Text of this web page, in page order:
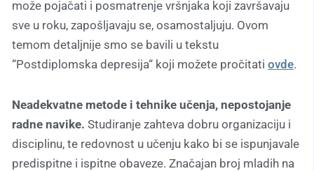
može pojačati i posmatrenje vršnjaka koji završavaju
sve u roku, zapošljavaju se, osamostaljuju. Ovom
temom detaljnije smo se bavili u tekstu
“Postdiplomska depresija“ koji možete pročitati ovde.
Neadekvatne metode i tehnike učenja, nepostojanje
radne navike. Studiranje zahteva dobru organizaciju i
disciplinu, te redovnost u učenju kako bi se ispunjavale
predispitne i ispitne obaveze. Značajan broj mladih na